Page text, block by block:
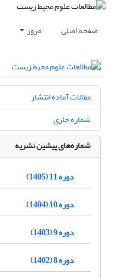
صفحه اصلی مرور
مقالات آماده انتشار
شماره جاری
شماره‌های پیشین نشریه
دوره 11 (1405)
دوره 10 (1404)
دوره 9 (1403)
دوره 8 (1402)